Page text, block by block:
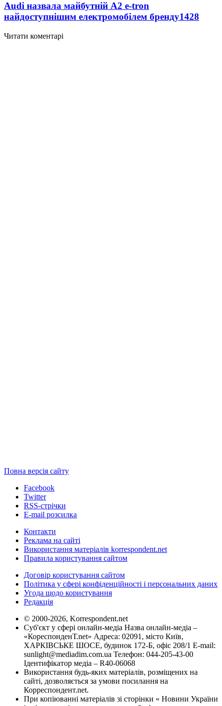
Audi назвала майбутній A2 e-tron
найдоступнішим електромобілем бренду1428
Читати коментарі
Повна версія сайту
Facebook
Twitter
RSS-стрічки
E-mail розсилка
Контакти
Реклама на сайті
Використання матеріалів korrespondent.net
Правила користування сайтом
Договір користування сайтом
Політика у сфері конфіденційності і персональних даних
Угода щодо користування
Редакція
© 2000-2026, Korrespondent.net
Суб'єкт у сфері онлайн-медіа Назва онлайн-медіа –
«КореспонденТ.net» Адреса: 02091, місто Київ,
ХАРКІВСЬКЕ ШОСЕ, будинок 172-Б, офіс 208/1 E-mail:
sunlight@mediadim.com.ua Телефон: 044-205-43-00
Ідентифікатор медіа – R40-06068
Використання будь-яких матеріалів, розміщених на
сайті, дозволяється за умови посилання на
Корреспондент.net.
При копіюванні матеріалів зі сторінки « Новини України